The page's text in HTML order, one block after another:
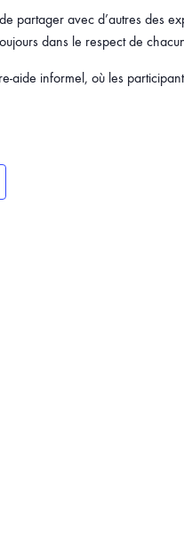
partager avec d’autres des
dans le respect de
aide informel, où les